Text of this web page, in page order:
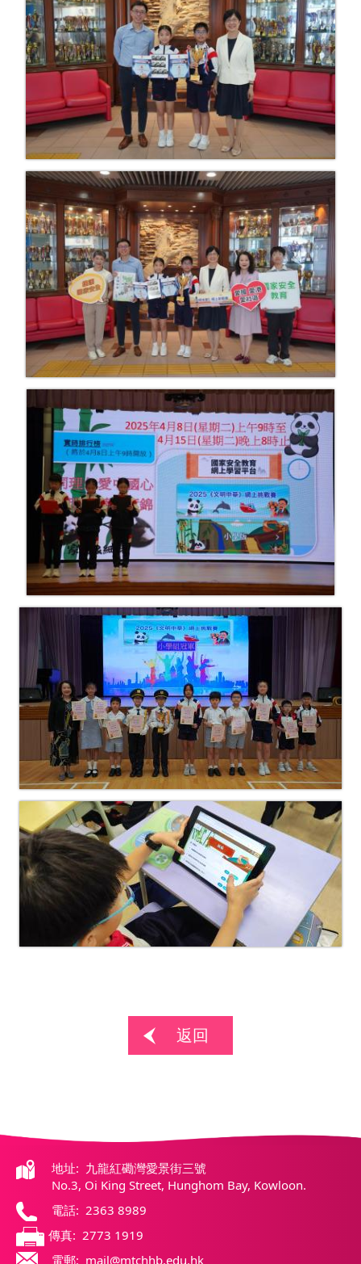
返回
地址: 九龍紅磡灣愛景街三號
No.3, Oi King Street, Hunghom Bay, Kowloon.
電話: 2363 8989
傳真: 2773 1919
電郵: mail@mtchhb.edu.hk